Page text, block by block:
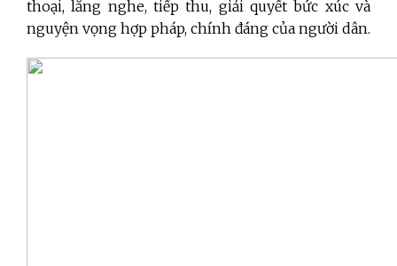
thoại, lắng nghe, tiếp thu, giải quyết bức xúc và
nguyện vọng hợp pháp, chính đáng của người dân.